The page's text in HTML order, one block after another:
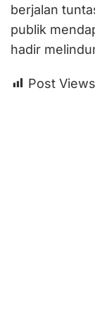
berjalan
publik
hadir
Post